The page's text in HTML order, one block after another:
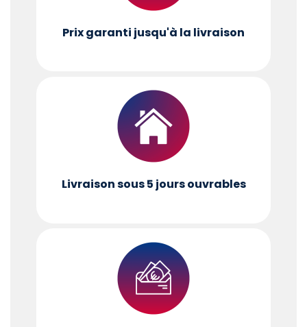
Prix garanti jusqu'à la livraison
Livraison sous 5 jours ouvrables